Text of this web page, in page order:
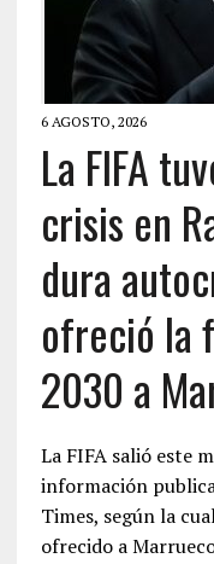
6 AGOSTO, 2026
La FIFA
crisis en
dura
ofreció la
2030 a
La FIFA salió este
información
Times, según la
ofrecido a